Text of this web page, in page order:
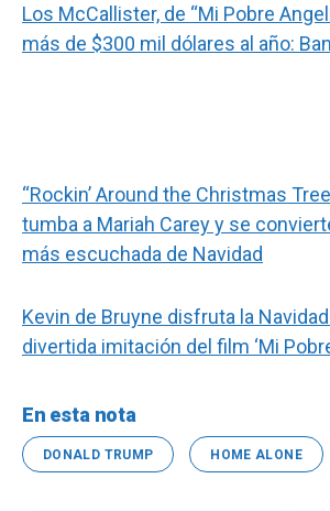
Los McCallister, de “Mi Pobre
más de $300 mil dólares al año:
“Rockin’ Around the Christmas
tumba a Mariah Carey y se
más escuchada de Navidad
Kevin de Bruyne disfruta la
divertida imitación del film ‘Mi
En esta nota
DONALD TRUMP HOME ALONE